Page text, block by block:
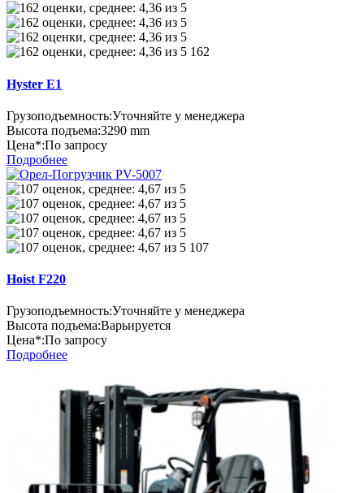
162
Hyster E1
Грузоподъемность:Уточняйте у менеджера
Высота подъема:3290 mm
Цена*:По запросу
Подробнее
107
Hoist F220
Грузоподъемность:Уточняйте у менеджера
Высота подъема:Варьируется
Цена*:По запросу
Подробнее